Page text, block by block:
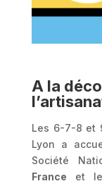
A la
Les 6-7-8 et
Lyon a
Société
France et